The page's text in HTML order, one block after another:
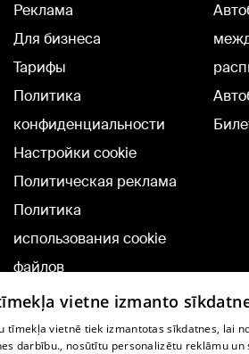
Реклама
Для бизнеса
Тарифы
Политика
конфиденциальности
Настройки cookie
Политическая реклама
Политика
использования cookie
файлов
Добавление
комментариев
vietne izmanto
tīmekļa vietnē tiek izmantotas sīkdatnes, lai
darbību., nosūtītu personalizētu reklāmu